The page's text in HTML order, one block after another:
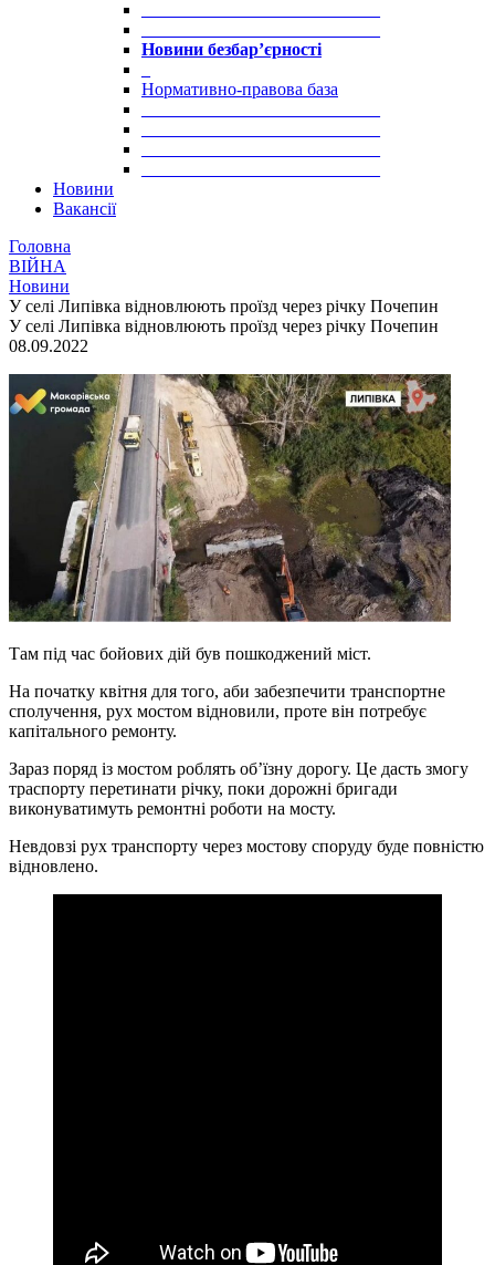
Новини безбар’єрності
Нормативно-правова база
Новини
Вакансії
Головна
ВІЙНА
Новини
У селі Липівка відновлюють проїзд через річку Почепин
У селі Липівка відновлюють проїзд через річку Почепин
08.09.2022
Там під час бойових дій був пошкоджений міст.
На початку квітня для того, аби забезпечити транспортне
сполучення, рух мостом відновили, проте він потребує
капітального ремонту.
Зараз поряд із мостом роблять об’їзну дорогу. Це дасть змогу
траспорту перетинати річку, поки дорожні бригади
виконуватимуть ремонтні роботи на мосту.
Невдовзі рух транспорту через мостову споруду буде повністю
відновлено.